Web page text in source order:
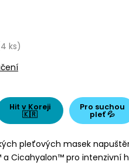
Hit v Koreji
🇰🇷
Pro suchou
pleť 💦
pleťových masek
a Cicahyalon™ pro intenzivní
ks)